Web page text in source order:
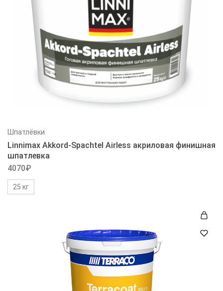
Шпатлёвки
Linnimax Akkord-Spachtel Airless акриловая финишная
шпатлевка
4070₽
25 кг